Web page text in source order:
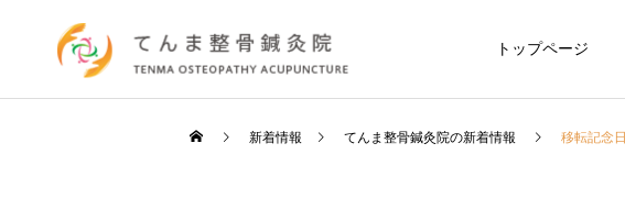
トップページ
新着情報 てんま整骨鍼灸院の新着情報 移転記念日